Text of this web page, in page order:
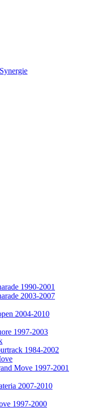
1990-2001
2003-2007
2004-2010
1997-2003
1984-2002
Move 1997-2001
2007-2010
1997-2000